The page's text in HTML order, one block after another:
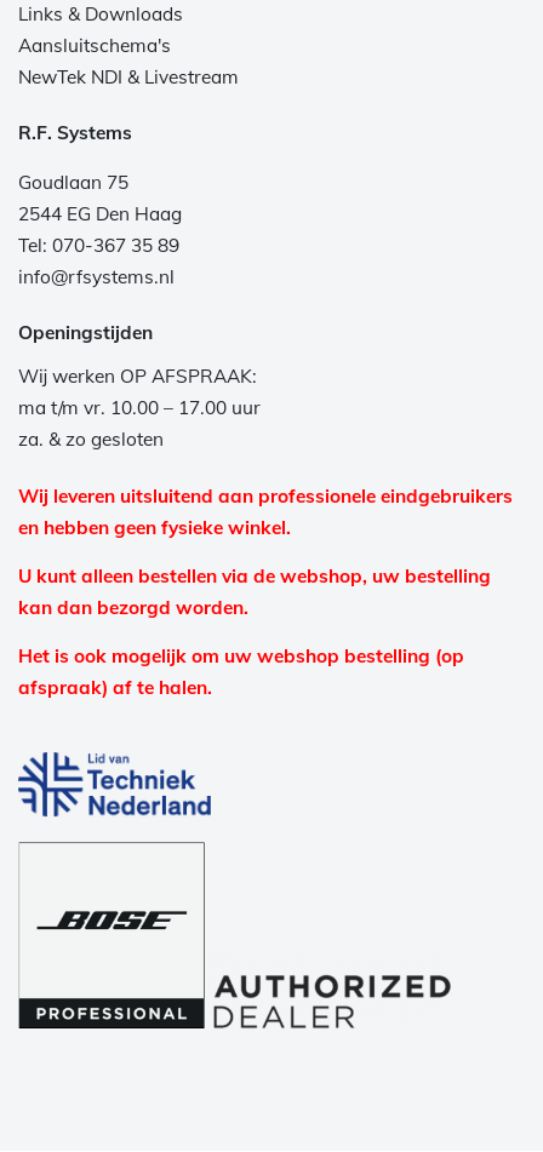
Links & Downloads
Aansluitschema's
NewTek NDI & Livestream
R.F. Systems
Goudlaan 75
2544 EG Den Haag
Tel: 070-367 35 89
info@rfsystems.nl
Openingstijden
Wij werken OP AFSPRAAK:
ma t/m vr. 10.00 – 17.00 uur
za. & zo gesloten
Wij leveren uitsluitend aan professionele eindgebruikers
en hebben geen fysieke winkel.
U kunt alleen bestellen via de webshop, uw bestelling
kan dan bezorgd worden.
Het is ook mogelijk om uw webshop bestelling (op
afspraak) af te halen.